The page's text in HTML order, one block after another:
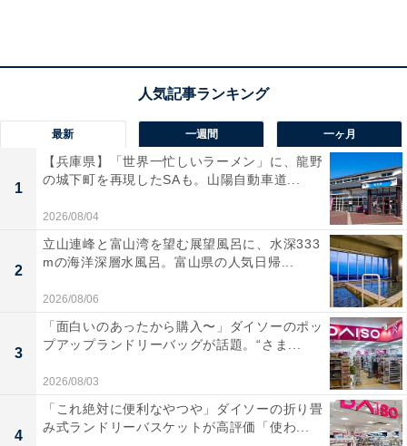
カルディの「牛乳でつくる いちごみるくの素」には、福
岡県産の「あまおう」がたっぷり使われています。ふた
を開けた瞬間に、いちごの甘い香りがかなり漂ってきま
した。お皿に出してみると、液体になっていることが分
かります。トロッとしている感じです。
味は、いちごジャムに近いです。砂糖が含まれているの
で、いちご本来の甘みに砂糖の甘みが加わっています。
とはいえ、しつこい甘さではなく、さっぱりした後味が
残るような印象を受けました。
最新 一週間 一ヶ月
1
【兵庫県】「世界一忙しいラーメン」に、龍野
の城下町を再現したSAも。山陽自動車道...
2026/08/04
2
立山連峰と富山湾を望む展望風呂に、水深333
mの海洋深層水風呂。富山県の人気日帰...
2026/08/06
3
「面白いのあったから購入〜」ダイソーのポッ
プアップランドリーバッグが話題。“さま...
2026/08/03
4
「これ絶対に便利なやつや」ダイソーの折り畳
み式ランドリーバスケットが高評価「使わ...